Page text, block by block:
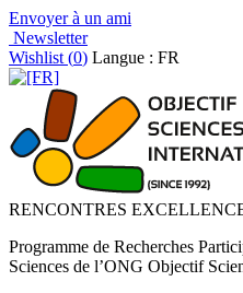
Envoyer à un ami
Newsletter
Wishlist (0) Langue : FR
RENCONTRES
Programme de Recherches
Sciences de l’ONG Objectif